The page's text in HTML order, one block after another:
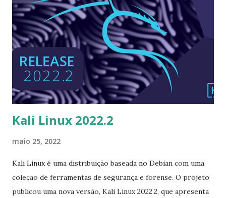
ppa:spvkgn/deadbeef $ sudo apt update $ sudo add install
deadbeef Para remover, execute: $ sudo apt-get remove
deadbeef
Kali Linux 2022.2
maio 25, 2022
Kali Linux é uma distribuição baseada no Debian com uma
coleção de ferramentas de segurança e forense. O projeto
publicou uma nova versão, Kali Linux 2022.2, que apresenta